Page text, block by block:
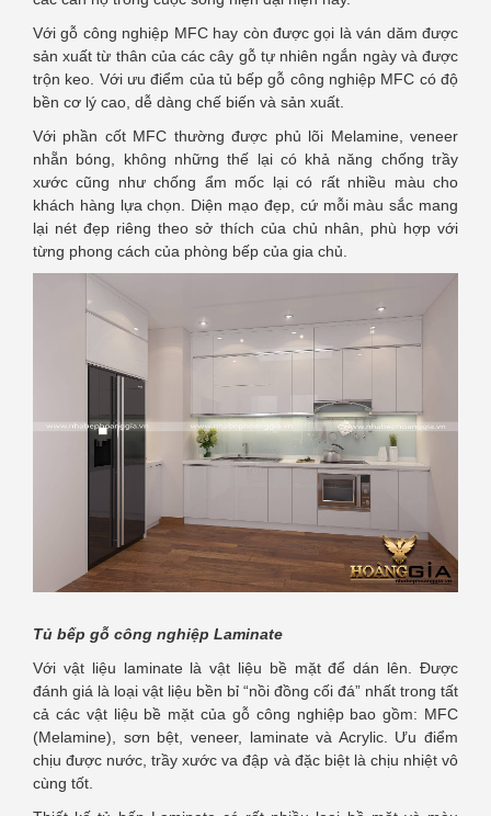
Với gỗ công nghiệp MFC hay còn được gọi là ván dăm được
sản xuất từ thân của các cây gỗ tự nhiên ngắn ngày và được
trộn keo. Với ưu điểm của tủ bếp gỗ công nghiệp MFC có độ
bền cơ lý cao, dễ dàng chế biến và sản xuất.
Với phần cốt MFC thường được phủ lõi Melamine, veneer
nhẵn bóng, không những thế lại có khả năng chống trầy
xước cũng như chống ẩm mốc lại có rất nhiều màu cho
khách hàng lựa chọn. Diện mạo đẹp, cứ mỗi màu sắc mang
lại nét đẹp riêng theo sở thích của chủ nhân, phù hợp với
từng phong cách của phòng bếp của gia chủ.
Tủ bếp gỗ công nghiệp Laminate
Với vật liệu laminate là vật liệu bề mặt để dán lên. Được
đánh giá là loại vật liệu bền bỉ “nồi đồng cối đá” nhất trong tất
cả các vật liệu bề mặt của gỗ công nghiệp bao gồm: MFC
(Melamine), sơn bệt, veneer, laminate và Acrylic. Ưu điểm
chịu được nước, trầy xước va đập và đặc biệt là chịu nhiệt vô
cùng tốt.